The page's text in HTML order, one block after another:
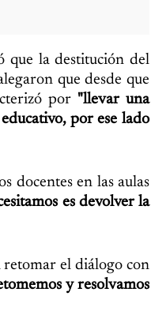
que la destitución del
que desde que
por "llevar una
por ese lado
docentes en las aulas
es devolver la
retomar el diálogo con
y resolvamos